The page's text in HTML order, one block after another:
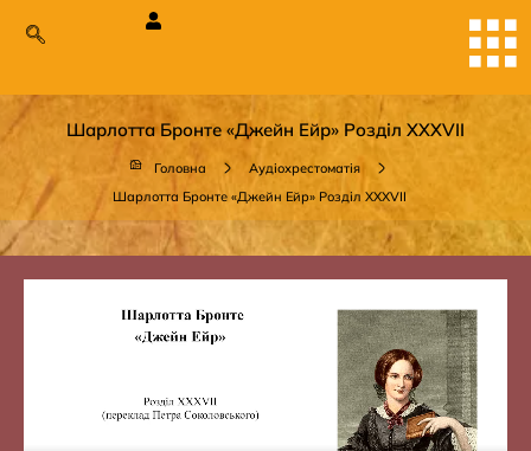
Шарлотта Бронте «Джейн Ейр» Розділ XXXVII
Головна
Аудіохрестоматія
Шарлотта Бронте «Джейн Ейр» Розділ XXXVII